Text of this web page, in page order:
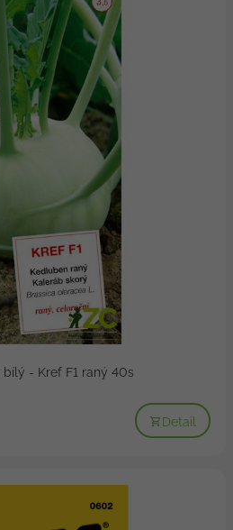
- Kref F1 raný 40s
Detail